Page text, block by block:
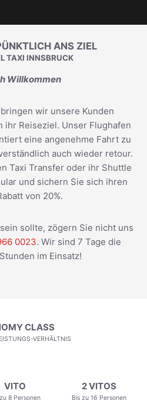
ANS ZIEL
TAXI INNSBRUCK
Willkommen
wir unsere Kunden
ihr Reiseziel. Unser Flughafen
eine angenehme Fahrt zu
auch wieder retour.
Taxi Transfer oder ihr Shuttle
und sichern Sie sich ihren
von 20%.
sollte, zögern Sie nicht uns
0023. Wir sind 7 Tage die
im Einsatz!
CLASS
VERHÄLTNIS
VITO
8 Personen
2 VITOS
Bis zu 16 Personen